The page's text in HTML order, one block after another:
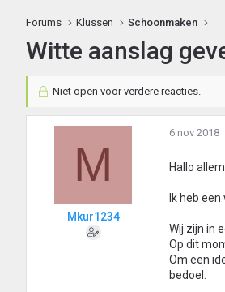
Forums Klussen Schoonmaken
Witte aanslag
Niet open voor verdere reacties.
M
Mkur1234
6 nov 2018
Hallo
Ik heb
Wij zijn in
Op dit
Om een
bedoel.